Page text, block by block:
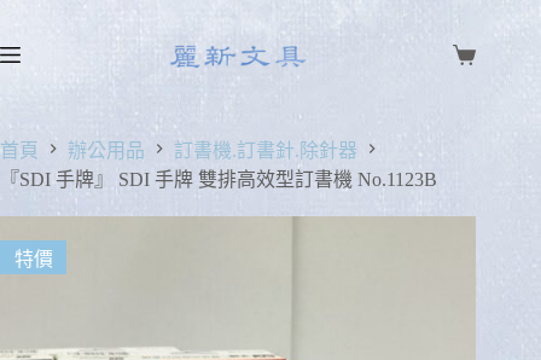
首頁 辦公用品
訂書機.訂書針.除針器
『SDI 手牌』 SDI 手牌 雙排高效型訂書機 No.1123B
特價